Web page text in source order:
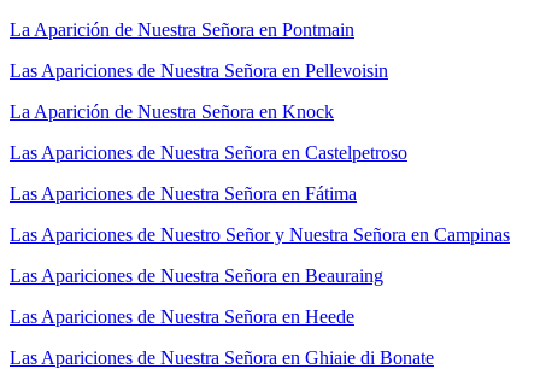
La Aparición de Nuestra Señora en Pontmain
Las Apariciones de Nuestra Señora en Pellevoisin
La Aparición de Nuestra Señora en Knock
Las Apariciones de Nuestra Señora en Castelpetroso
Las Apariciones de Nuestra Señora en Fátima
Las Apariciones de Nuestro Señor y Nuestra Señora en Campinas
Las Apariciones de Nuestra Señora en Beauraing
Las Apariciones de Nuestra Señora en Heede
Las Apariciones de Nuestra Señora en Ghiaie di Bonate